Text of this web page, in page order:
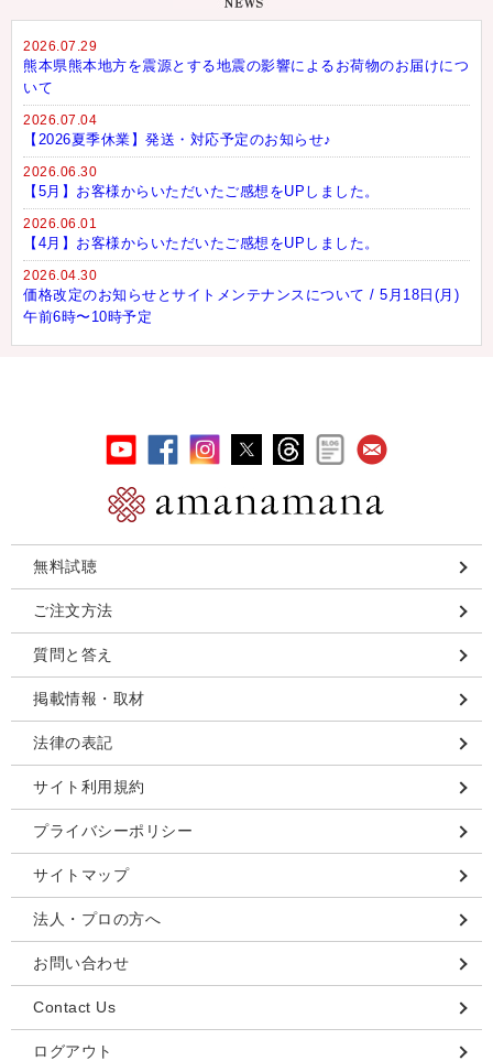
2026.07.29
熊本県熊本地方を震源とする地震の影響によるお荷物のお届けにつ
いて
2026.07.04
【2026夏季休業】発送・対応予定のお知らせ♪
2026.06.30
【5月】お客様からいただいたご感想をUPしました。
2026.06.01
【4月】お客様からいただいたご感想をUPしました。
2026.04.30
価格改定のお知らせとサイトメンテナンスについて / 5月18日(月)
午前6時〜10時予定
無料試聴
ご注文方法
質問と答え
掲載情報・取材
法律の表記
サイト利用規約
プライバシーポリシー
サイトマップ
法人・プロの方へ
お問い合わせ
Contact Us
ログアウト